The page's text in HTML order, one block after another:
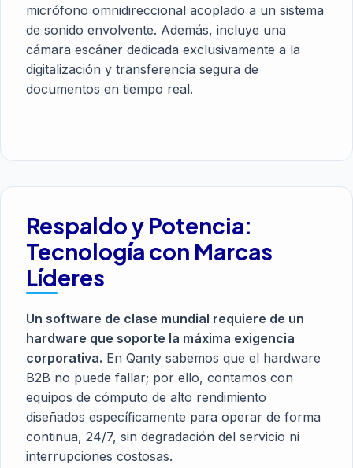
micrófono omnidireccional acoplado a un sistema
de sonido envolvente. Además, incluye una
cámara escáner dedicada exclusivamente a la
digitalización y transferencia segura de
documentos en tiempo real.
Respaldo y Potencia:
Tecnología con Marcas
Líderes
Un software de clase mundial requiere de un
hardware que soporte la máxima exigencia
corporativa. En Qanty sabemos que el hardware
B2B no puede fallar; por ello, contamos con
equipos de cómputo de alto rendimiento
diseñados específicamente para operar de forma
continua, 24/7, sin degradación del servicio ni
interrupciones costosas.